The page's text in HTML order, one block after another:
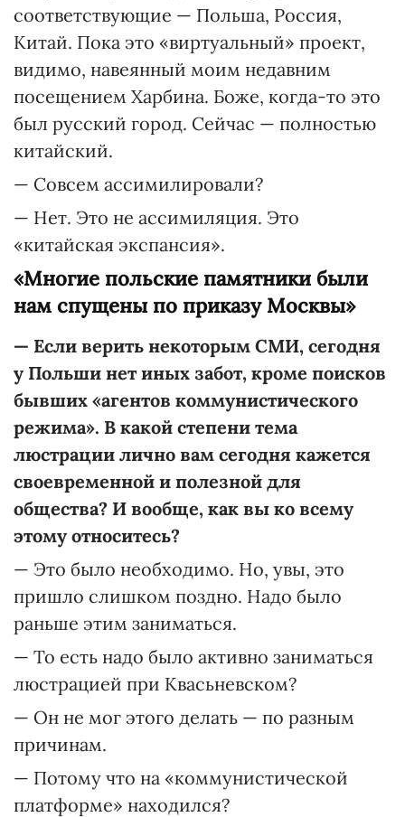
соответствующие — Польша, Россия,
Китай. Пока это «виртуальный» проект,
видимо, навеянный моим недавним
посещением Харбина. Боже, когда-то это
был русский город. Сейчас — полностью
китайский.
— Совсем ассимилировали?
— Нет. Это не ассимиляция. Это
«китайская экспансия».
«Многие польские памятники были
нам спущены по приказу Москвы»
— Если верить некоторым СМИ, сегодня
у Польши нет иных забот, кроме поисков
бывших «агентов коммунистического
режима». В какой степени тема
люстрации лично вам сегодня кажется
своевременной и полезной для
общества? И вообще, как вы ко всему
этому относитесь?
— Это было необходимо. Но, увы, это
пришло слишком поздно. Надо было
раньше этим заниматься.
— То есть надо было активно заниматься
люстрацией при Квасьневском?
— Он не мог этого делать — по разным
причинам.
— Потому что на «коммунистической
платформе» находился?